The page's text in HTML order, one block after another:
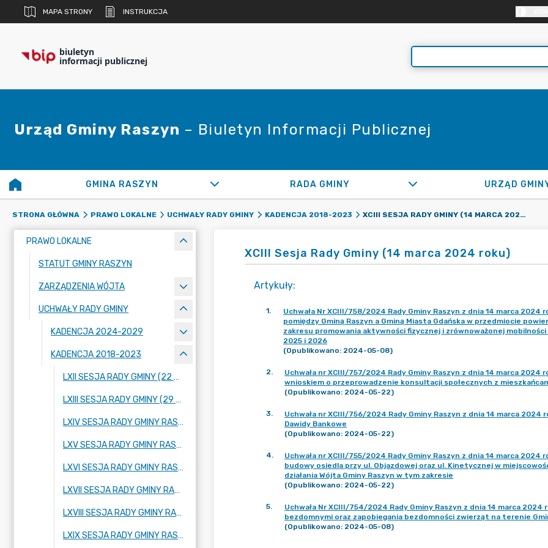
MAPA STRONY INSTRUKCJA
biuletyn
informacji publicznej
Urząd Gminy Raszyn – Biuletyn Informacji Publicznej
GMINA RASZYN RADA GMINY URZĄD
STRONA GŁÓWNA PRAWO LOKALNE UCHWAŁY RADY GMINY KADENCJA 2018-2023 XCIII SESJA RADY GMINY (14 MARCA 2024 ROKU)
PRAWO LOKALNE
STATUT GMINY RASZYN
ZARZĄDZENIA WÓJTA
UCHWAŁY RADY GMINY
KADENCJA 2024-2029
KADENCJA 2018-2023
LXII SESJA RADY GMINY (22 WRZEŚNIA 2022 ROKU)
LXIII SESJA RADY GMINY (29 WRZEŚNIA 2022 ROKU)
LXIV SESJA RADY GMINY RASZYN (20 PAŹDZIERNIKA 2022 ROKU)
LXV SESJA RADY GMINY RASZYN (17 LISTOPADA 2022 ROKU)
LXVI SESJA RADY GMINY RASZYN (29 LISTOPADA 2022 ROKU)
LXVII SESJA RADY GMINY RASZYN (08 GRUDNIA 2022 ROKU)
LXVIII SESJA RADY GMINY RASZYN (21 GRUDNIA 2022 ROKU)
LXIX SESJA RADY GMINY RASZYN (29 GRUDNIA 2022 ROKU)
XCIII Sesja Rady Gminy (14 marca 2024 roku)
Artykuły:
1.
Uchwała Nr XCIII/758/2024 Rady Gminy Raszyn z dnia 14 marca
pomiędzy Gminą Raszyn a Gminą Miasta Gdańska w przedmiocie
zakresu promowania aktywności fizycznej i zrównoważonej
2025 i 2026
(Opublikowano: 2024-05-08)
2.
Uchwała nr XCIII/757/2024 Rady Gminy Raszyn z dnia 14 marca
wnioskiem o przeprowadzenie konsultacji społecznych z
(Opublikowano: 2024-05-22)
3.
Uchwała nr XCIII/756/2024 Rady Gminy Raszyn z dnia 14 marca
Dawidy Bankowe
(Opublikowano: 2024-05-22)
4.
Uchwała nr XCIII/755/2024 Rady Gminy Raszyn z dnia 14 marca
budowy osiedla przy ul. Objazdowej oraz ul. Kinetycznej w
działania Wójta Gminy Raszyn w tym zakresie
(Opublikowano: 2024-05-22)
5.
Uchwała Nr XCIII/754/2024 Rady Gminy Raszyn z dnia 14 marca
bezdomnymi oraz zapobiegania bezdomności zwierząt na terenie
(Opublikowano: 2024-05-08)